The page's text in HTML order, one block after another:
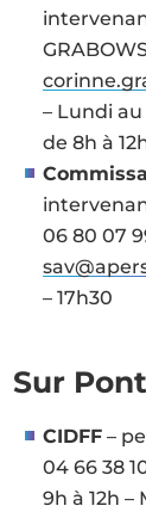
– Lundi
de 8h à
06 80 07
– 17h30
Sur
CIDFF –
04 66 38
9h à 12h –